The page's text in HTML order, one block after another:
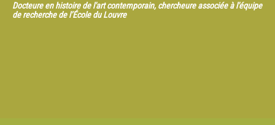
Docteure en histoire de l'art contemporain, chercheure associée à l'équipe
de recherche de l’École du Louvre